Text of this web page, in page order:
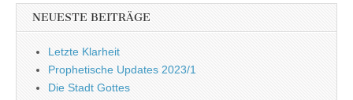
NEUESTE BEITRÄGE
Letzte Klarheit
Prophetische Updates 2023/1
Die Stadt Gottes